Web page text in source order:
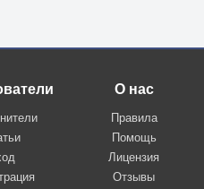
О нас
Правила
Помощь
Лицензия
Отзывы